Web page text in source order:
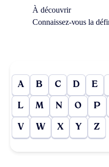
À découvrir
Connaissez-vous la
A B C D E
L M N O P
V W X Y Z